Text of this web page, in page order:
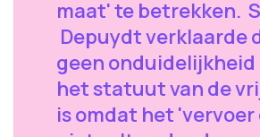
maat' te betrekken.
Depuydt verklaarde
geen onduidelijkheid
het statuut van de
is omdat het 'vervoer